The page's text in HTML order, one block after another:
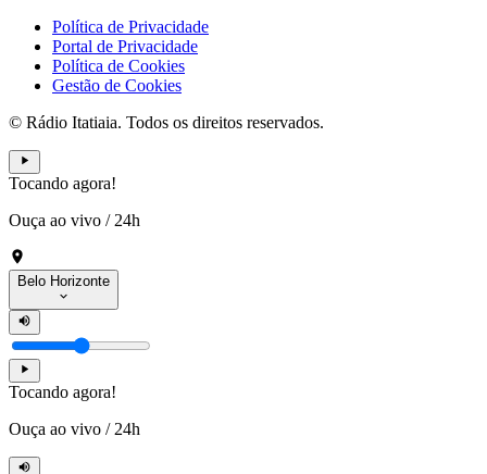
Política de Privacidade
Portal de Privacidade
Política de Cookies
Gestão de Cookies
© Rádio Itatiaia. Todos os direitos reservados.
Tocando agora!
Ouça ao vivo / 24h
Belo Horizonte
Tocando agora!
Ouça ao vivo / 24h